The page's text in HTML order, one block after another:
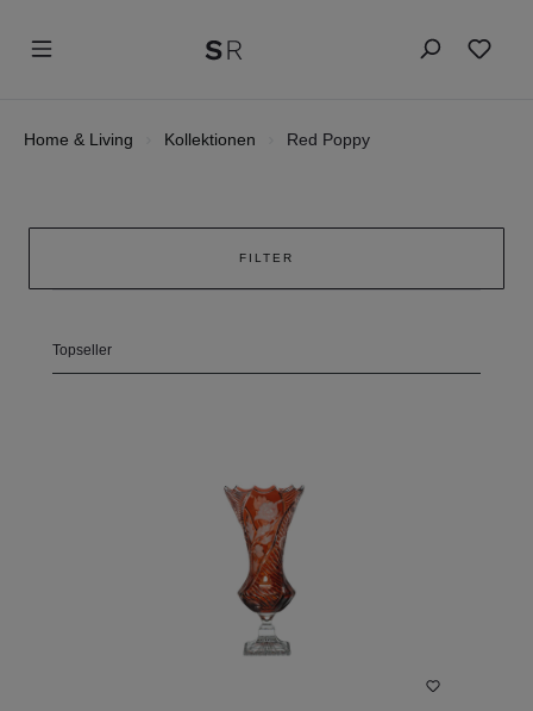
Home & Living Kollektionen Red Poppy
FILTER